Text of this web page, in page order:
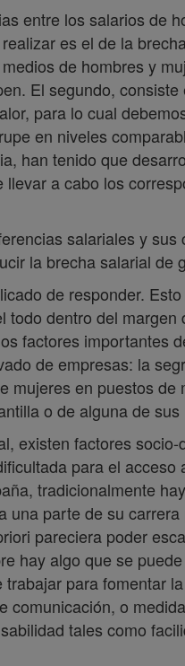
entre los salarios de
es el de la
de hombres y
El segundo,
para lo cual
en niveles
han tenido que
a cabo los
salariales y
la brecha salarial de
de responder.
todo dentro del
factores importantes
de empresas: la
mujeres en puestos
o de alguna de
existen factores
para el acceso
tradicionalmente
una parte de su
pareciera poder
hay algo que se
para fomentar
comunicación, o
tales como